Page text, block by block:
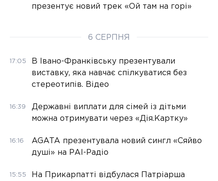
презентує новий трек «Ой там на горі»
6 СЕРПНЯ
17:05
В Івано-Франківську презентували
виставку, яка навчає спілкуватися без
стереотипів. Відео
16:39
Державні виплати для сімей із дітьми
можна отримувати через «Дія.Картку»
16:16
AGATA презентувала новий сингл «Сяйво
душі» на РАІ-Радіо
15:55
На Прикарпатті відбулася Патріарша